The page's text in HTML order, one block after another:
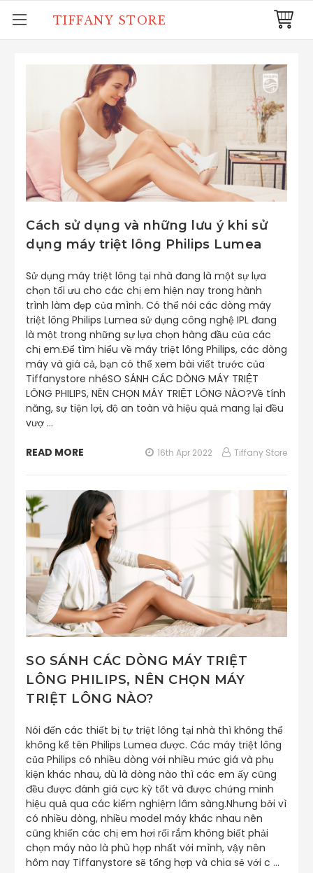
TIFFANY STORE
Cách sử dụng và những lưu ý khi sử
dụng máy triệt lông Philips Lumea
Sử dụng máy triệt lông tại nhà đang là một sự lựa
chọn tối ưu cho các chị em hiện nay trong hành
trình làm đẹp của mình. Có thể nói các dòng máy
triệt lông Philips Lumea sử dụng công nghệ IPL đang
là một trong những sự lựa chọn hàng đầu của các
chị em.Để tìm hiểu về máy triệt lông Philips, các dòng
máy và giá cả, bạn có thể xem bài viết trước của
Tiffanystore nhéSO SÁNH CÁC DÒNG MÁY TRIỆT
LÔNG PHILIPS, NÊN CHỌN MÁY TRIỆT LÔNG NÀO?Về tính
năng, sự tiện lợi, độ an toàn và hiệu quả mang lại đều
vượ …
READ MORE 16th Apr 2022 Tiffany Store
SO SÁNH CÁC DÒNG MÁY TRIỆT
LÔNG PHILIPS, NÊN CHỌN MÁY
TRIỆT LÔNG NÀO?
Nói đến các thiết bị tự triệt lông tại nhà thì không thể
không kể tên Philips Lumea được. Các máy triệt lông
của Philips có nhiều dòng với nhiều mức giá và phụ
kiện khác nhau, dù là dòng nào thì các em ấy cũng
đều được đánh giá cực kỳ tốt và được chứng minh
hiệu quả qua các kiểm nghiệm lâm sàng.Nhưng bởi vì
có nhiều dòng, nhiều model máy khác nhau nên
cũng khiến các chị em hơi rối rắm không biết phải
chọn máy nào là phù hợp nhất với mình, vậy nên
hôm nay Tiffanystore sẽ tổng hợp và chia sẻ với c …